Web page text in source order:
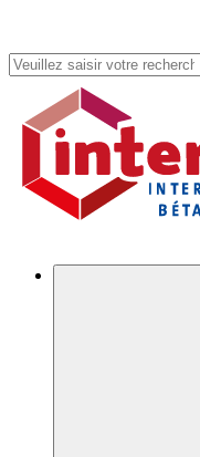
Rechercher
dans
site